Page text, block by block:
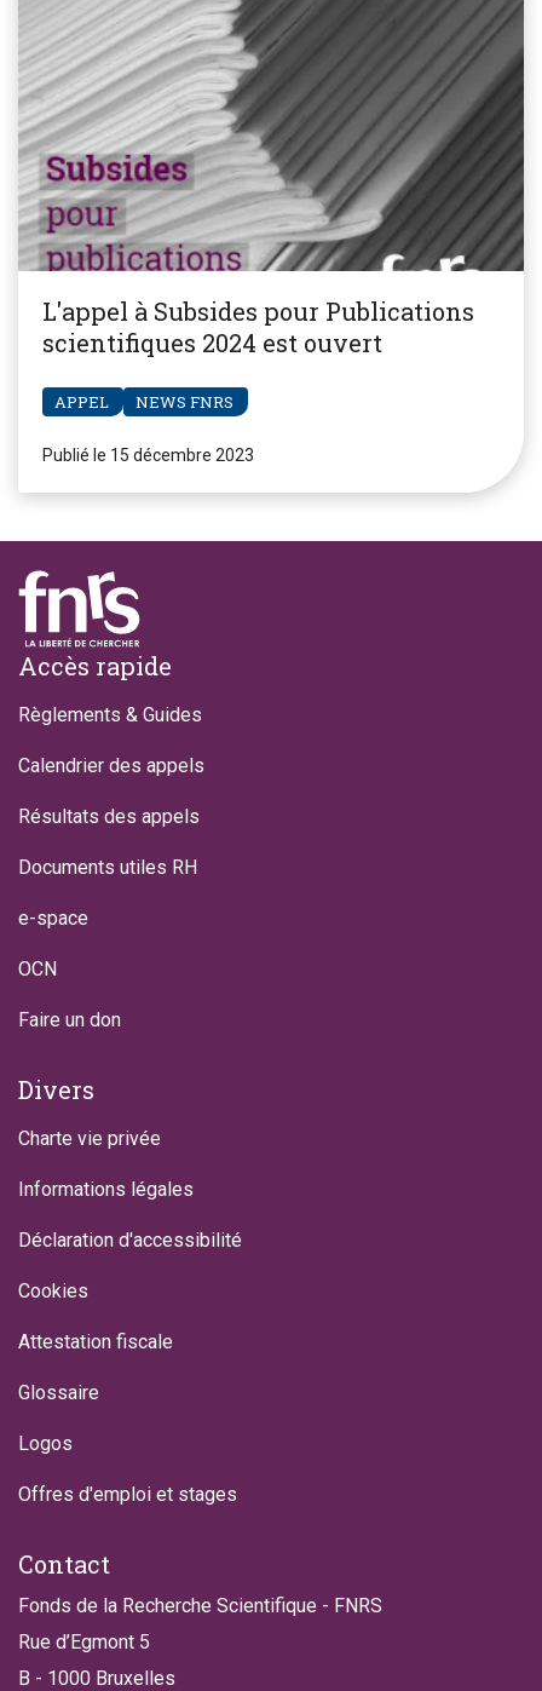
L'appel à Subsides pour Publications
scientifiques 2024 est ouvert
APPEL NEWS FNRS
Publié le 15 décembre 2023
Footer
Accès rapide
Règlements & Guides
Calendrier des appels
Résultats des appels
Documents utiles RH
e-space
OCN
Faire un don
Divers
Charte vie privée
Informations légales
Déclaration d'accessibilité
Cookies
Attestation fiscale
Glossaire
Logos
Offres d'emploi et stages
Contact
Fonds de la Recherche Scientifique - FNRS
Rue d’Egmont 5
B - 1000 Bruxelles